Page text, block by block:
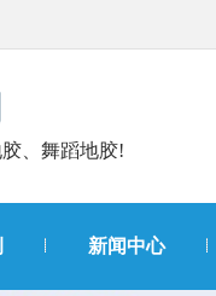
、舞蹈地胶!
新闻中心